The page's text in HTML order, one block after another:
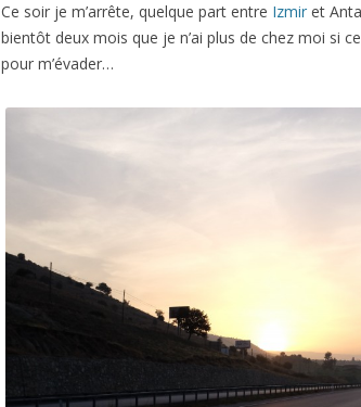
Ce soir je m’arrête, quelque part entre Izmir et
bientôt deux mois que je n’ai plus de chez moi si
pour m’évader…